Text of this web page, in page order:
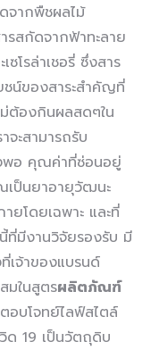
จากพืชผลไม้
รสกัดจากฟ้าทะลาย
ซโรล่าเชอรี่ ซึ่งสาร
ชน์ของสาระสำคัญที่
ต้องกินผลสดๆใน
จะสามารถรับ
พอ คุณค่าที่ซ่อนอยู่
เป็นยาอายุวัฒนะ
ยโดยเฉพาะ และที่
มีงานวิจัยรองรับ มี
เจ้าของแบรนด์
มในสูตรผลิตภัณฑ์
ตอบโจทย์ไลฟ์สไตล์
ด 19 เป็นวัตถุดิบ